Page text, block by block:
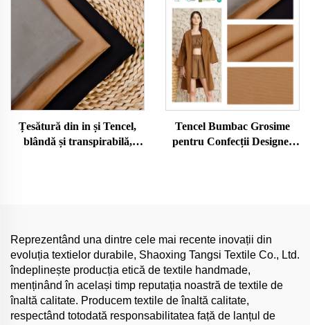
Fete
Bărbat, Potrivită pentru
Confecții
Țesătură din in și Tencel,
blândă și transpirabilă,
Tencel Bumbac Grosime
pentru Confecții Designer
Reprezentând una dintre cele mai recente inovații din
evoluția textielor durabile, Shaoxing Tangsi Textile Co., Ltd.
îndeplinește producția etică de textile handmade,
menținând în același timp reputația noastră de textile de
înaltă calitate. Producem textile de înaltă calitate,
respectând totodată responsabilitatea față de lanțul de